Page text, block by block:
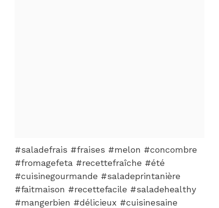
#saladefrais #fraises #melon #concombre
#fromagefeta #recettefraîche #été
#cuisinegourmande #saladeprintanière
#faitmaison #recettefacile #saladehealthy
#mangerbien #délicieux #cuisinesaine